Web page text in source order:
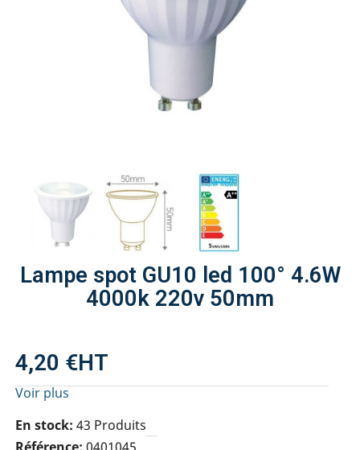
Lampe spot GU10 led 100° 4.6W
4000k 220v 50mm
4,20 €HT
Voir plus
En stock 43 Produits
Référence 0401045